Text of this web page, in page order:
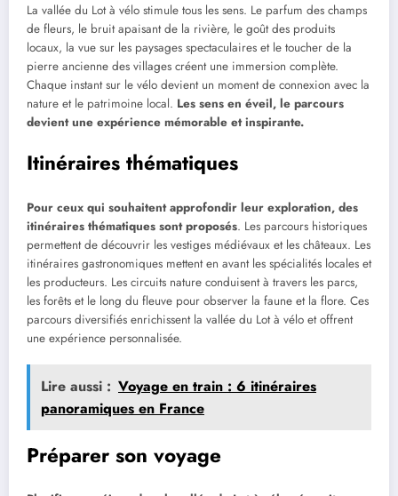
La vallée du Lot à vélo stimule tous les sens. Le parfum des champs
de fleurs, le bruit apaisant de la rivière, le goût des produits
locaux, la vue sur les paysages spectaculaires et le toucher de la
pierre ancienne des villages créent une immersion complète.
Chaque instant sur le vélo devient un moment de connexion avec la
nature et le patrimoine local. Les sens en éveil, le parcours
devient une expérience mémorable et inspirante.
Itinéraires thématiques
Pour ceux qui souhaitent approfondir leur exploration, des
itinéraires thématiques sont proposés. Les parcours historiques
permettent de découvrir les vestiges médiévaux et les châteaux. Les
itinéraires gastronomiques mettent en avant les spécialités locales et
les producteurs. Les circuits nature conduisent à travers les parcs,
les forêts et le long du fleuve pour observer la faune et la flore. Ces
parcours diversifiés enrichissent la vallée du Lot à vélo et offrent
une expérience personnalisée.
Lire aussi : Voyage en train : 6 itinéraires
panoramiques en France
Préparer son voyage